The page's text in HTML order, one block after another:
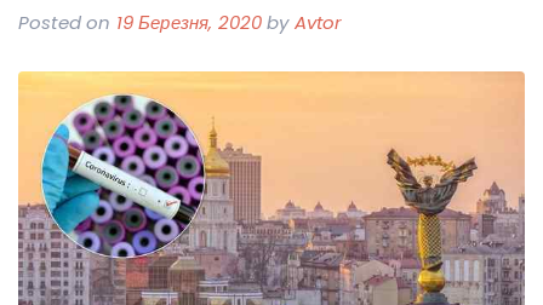
Posted on 19 Березня, 2020byAvtor